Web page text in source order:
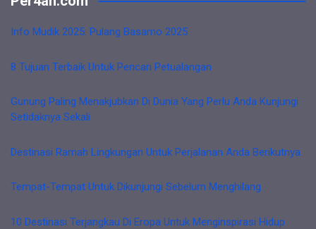
Info Mudik 2025: Pulang Basamo 2025
8 Tujuan Terbaik Untuk Pencari Petualangan
Gunung Paling Menakjubkan Di Dunia Yang Perlu Anda Kunjungi
Setidaknya Sekali
Destinasi Ramah Lingkungan Untuk Perjalanan Anda Berikutnya
Tempat-Tempat Untuk Dikunjungi Sebelum Menghilang
10 Destinasi Terjangkau Di Eropa Untuk Menginspirasi Hidup